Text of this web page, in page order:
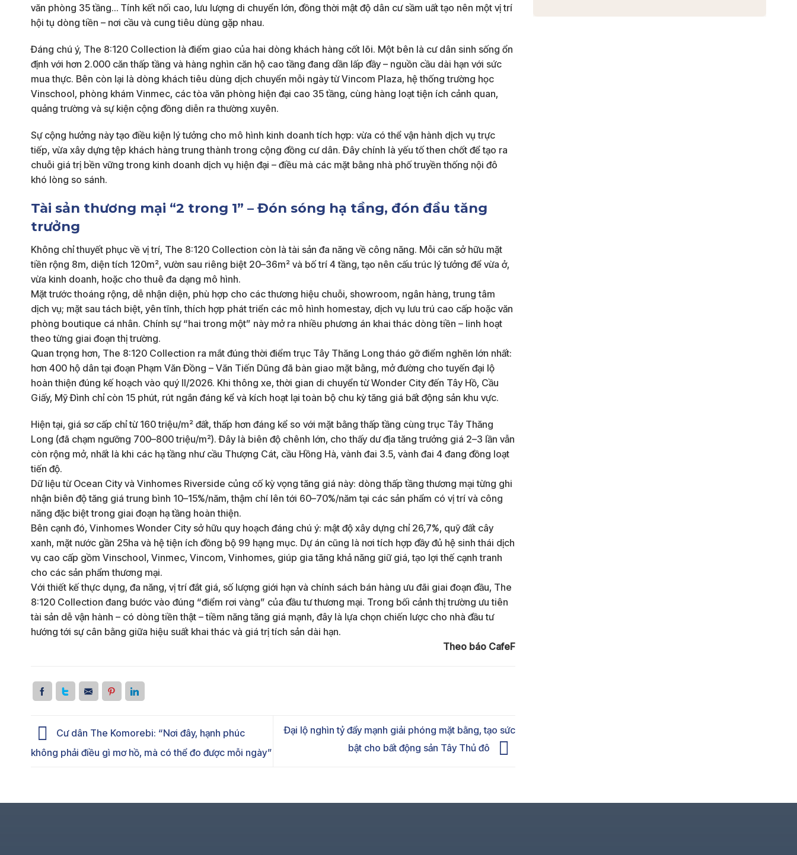
văn phòng 35 tầng… Tính kết nối cao, lưu lượng di chuyển lớn, đồng thời mật độ dân cư sầm uất tạo nên một vị trí
hội tụ dòng tiền – nơi cầu và cung tiêu dùng gặp nhau.
Đáng chú ý, The 8:120 Collection là điểm giao của hai dòng khách hàng cốt lõi. Một bên là cư dân sinh sống ổn
định với hơn 2.000 căn thấp tầng và hàng nghìn căn hộ cao tầng đang dần lấp đầy – nguồn cầu dài hạn với sức
mua thực. Bên còn lại là dòng khách tiêu dùng dịch chuyển mỗi ngày từ Vincom Plaza, hệ thống trường học
Vinschool, phòng khám Vinmec, các tòa văn phòng hiện đại cao 35 tầng, cùng hàng loạt tiện ích cảnh quan,
quảng trường và sự kiện cộng đồng diễn ra thường xuyên.
Sự cộng hưởng này tạo điều kiện lý tưởng cho mô hình kinh doanh tích hợp: vừa có thể vận hành dịch vụ trực
tiếp, vừa xây dựng tệp khách hàng trung thành trong cộng đồng cư dân. Đây chính là yếu tố then chốt để tạo ra
chuỗi giá trị bền vững trong kinh doanh dịch vụ hiện đại – điều mà các mặt bằng nhà phố truyền thống nội đô
khó lòng so sánh.
Tài sản thương mại “2 trong 1” – Đón sóng hạ tầng, đón đầu tăng
trưởng
Không chỉ thuyết phục về vị trí, The 8:120 Collection còn là tài sản đa năng về công năng. Mỗi căn sở hữu mặt
tiền rộng 8m, diện tích 120m², vườn sau riêng biệt 20–36m² và bố trí 4 tầng, tạo nên cấu trúc lý tưởng để vừa ở,
vừa kinh doanh, hoặc cho thuê đa dạng mô hình.
Mặt trước thoáng rộng, dễ nhận diện, phù hợp cho các thương hiệu chuỗi, showroom, ngân hàng, trung tâm
dịch vụ; mặt sau tách biệt, yên tĩnh, thích hợp phát triển các mô hình homestay, dịch vụ lưu trú cao cấp hoặc văn
phòng boutique cá nhân. Chính sự “hai trong một” này mở ra nhiều phương án khai thác dòng tiền – linh hoạt
theo từng giai đoạn thị trường.
Quan trọng hơn, The 8:120 Collection ra mắt đúng thời điểm trục Tây Thăng Long tháo gỡ điểm nghẽn lớn nhất:
hơn 400 hộ dân tại đoạn Phạm Văn Đồng – Văn Tiến Dũng đã bàn giao mặt bằng, mở đường cho tuyến đại lộ
hoàn thiện đúng kế hoạch vào quý II/2026. Khi thông xe, thời gian di chuyển từ Wonder City đến Tây Hồ, Cầu
Giấy, Mỹ Đình chỉ còn 15 phút, rút ngắn đáng kể và kích hoạt lại toàn bộ chu kỳ tăng giá bất động sản khu vực.
Hiện tại, giá sơ cấp chỉ từ 160 triệu/m² đất, thấp hơn đáng kể so với mặt bằng thấp tầng cùng trục Tây Thăng
Long (đã chạm ngưỡng 700–800 triệu/m²). Đây là biên độ chênh lớn, cho thấy dư địa tăng trưởng giá 2–3 lần vẫn
còn rộng mở, nhất là khi các hạ tầng như cầu Thượng Cát, cầu Hồng Hà, vành đai 3.5, vành đai 4 đang đồng loạt
tiến độ.
Dữ liệu từ Ocean City và Vinhomes Riverside củng cố kỳ vọng tăng giá này: dòng thấp tầng thương mại từng ghi
nhận biên độ tăng giá trung bình 10–15%/năm, thậm chí lên tới 60–70%/năm tại các sản phẩm có vị trí và công
năng đặc biệt trong giai đoạn hạ tầng hoàn thiện.
Bên cạnh đó, Vinhomes Wonder City sở hữu quy hoạch đáng chú ý: mật độ xây dựng chỉ 26,7%, quỹ đất cây
xanh, mặt nước gần 25ha và hệ tiện ích đồng bộ 99 hạng mục. Dự án cũng là nơi tích hợp đầy đủ hệ sinh thái dịch
vụ cao cấp gồm Vinschool, Vinmec, Vincom, Vinhomes, giúp gia tăng khả năng giữ giá, tạo lợi thế cạnh tranh
cho các sản phẩm thương mại.
Với thiết kế thực dụng, đa năng, vị trí đắt giá, số lượng giới hạn và chính sách bán hàng ưu đãi giai đoạn đầu, The
8:120 Collection đang bước vào đúng “điểm rơi vàng” của đầu tư thương mại. Trong bối cảnh thị trường ưu tiên
tài sản dễ vận hành – có dòng tiền thật – tiềm năng tăng giá mạnh, đây là lựa chọn chiến lược cho nhà đầu tư
hướng tới sự cân bằng giữa hiệu suất khai thác và giá trị tích sản dài hạn.
Theo báo CafeF
Cư dân The Komorebi: “Nơi đây, hạnh phúc
không phải điều gì mơ hồ, mà có thể đo được mỗi ngày”
Đại lộ nghìn tỷ đẩy mạnh giải phóng mặt bằng, tạo sức
bật cho bất động sản Tây Thủ đô